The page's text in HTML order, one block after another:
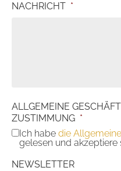
NACHRICHT *
ALLGEMEINE
ZUSTIMMUNG *
Ich habe die
gelesen und akzeptiere
NEWSLETTER